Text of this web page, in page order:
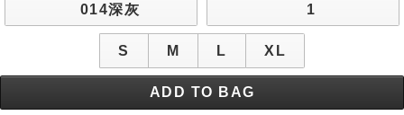
014深灰 1
S M L XL
ADD TO BAG